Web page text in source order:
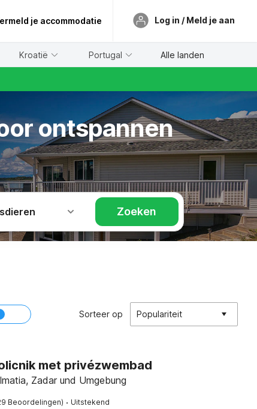
je accommodatie Log in / Meld je aan
Kroatië Portugal Alle landen
ontspannen
Zoeken
Sorteer op Populariteit
met privézwembad
Zadar und Umgebung
Beoordelingen) · Uitstekend